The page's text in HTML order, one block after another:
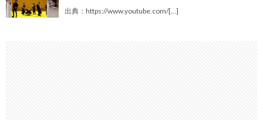
出典：https://www.youtube.com/[…]